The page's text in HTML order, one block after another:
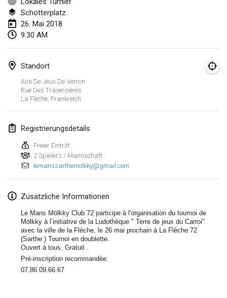
Schotterplatz
26. Mai 2018
9:30 AM
Standort
Aire De Jeux De Verron
Rue Des Traversières
La Flèche, Frankreich
Registrierungsdetails
Freier Eintritt
2 Spielers / Mannschaft
lemanssarthemolkky@gmail.com
Zusätzliche Informationen
Le Mans Mölkky Club 72 participe à l'organisation du tournoi de
Mölkky à l’initiative de la Ludothèque " Terre de jeux du Carroi"
avec la ville de la Flèche, le 26 mai prochain à La Flèche 72
(Sarthe ) Tournoi en doublette.
Ouvert à tous. Gratuit .
Pré-inscription recommandée.
07.86.09.66.67
Tournoi de Mölkky - Lesfous Dubâtonvaigeois
27. Jan. 2018
Februar 2018
Lumi Mölkky
3. Feb. 2018|Finnland
10. Feb. 2018|Frankreich
Faschings-Mölkky
11. Feb. 2018|Deutschland
Rakovnické mölkkování
SM HalliMölkky - Finnish Championship
24. Feb. 2018|Finnland
Tournoi de l'ASSER